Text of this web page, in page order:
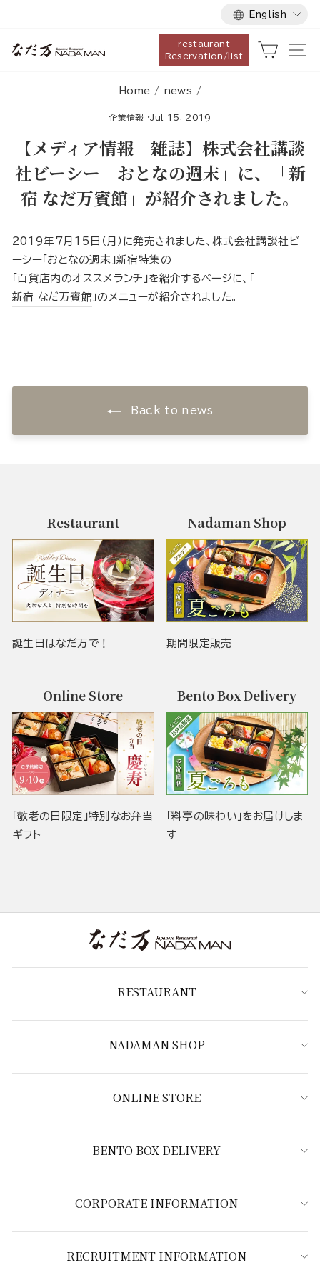
content
Language
English
restaurant
Reservation/list
Cart
Home / news /
企業情報 · Jul 15, 2019
【メディア情報 雑誌】株式会社講談
社ビーシー「おとなの週末」に、「新
宿 なだ万賓館」が紹介されました。
2019年7月15日（月）に発売されました、株式会社講談社ビ
ーシー「おとなの週末」新宿特集の
「百貨店内のオススメランチ」を紹介するページに、「
新宿 なだ万賓館」のメニューが紹介されました。
Back to news
Restaurant
誕生日はなだ万で！
Nadaman Shop
期間限定販売
Online Store
「敬老の日限定」特別なお弁当
ギフト
Bento Box Delivery
「料亭の味わい」をお届けしま
す
RESTAURANT
NADAMAN SHOP
ONLINE STORE
BENTO BOX DELIVERY
CORPORATE INFORMATION
RECRUITMENT INFORMATION